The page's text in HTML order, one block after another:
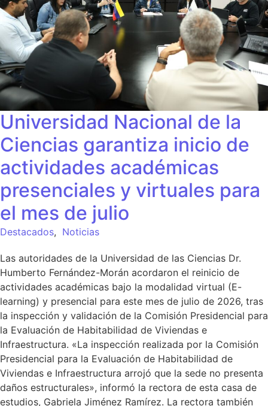
Universidad Nacional de la
Ciencias garantiza inicio de
actividades académicas
presenciales y virtuales para
el mes de julio
Destacados, Noticias
Las autoridades de la Universidad de las Ciencias Dr.
Humberto Fernández-Morán acordaron el reinicio de
actividades académicas bajo la modalidad virtual (E-
learning) y presencial para este mes de julio de 2026, tras
la inspección y validación de la Comisión Presidencial para
la Evaluación de Habitabilidad de Viviendas e
Infraestructura. «La inspección realizada por la Comisión
Presidencial para la Evaluación de Habitabilidad de
Viviendas e Infraestructura arrojó que la sede no presenta
daños estructurales», informó la rectora de esta casa de
estudios, Gabriela Jiménez Ramírez. La rectora también